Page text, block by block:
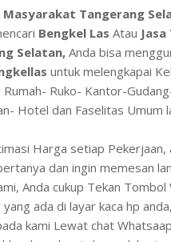
Masyarakat Tangerang
Bengkel Las Atau
Selatan, Anda bisa
untuk melengkapai
Rumah- Ruko- Kantor-
Hotel dan Faselitas Umum
Harga setiap Pekerjaan,
dan ingin memesan
Anda cukup Tekan Tombol
ada di layar kaca hp
kami Lewat chat